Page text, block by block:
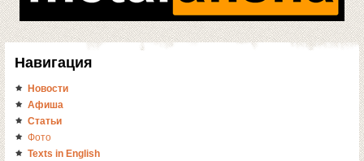
Навигация
Новости
Афиша
Статьи
Фото
Texts in English